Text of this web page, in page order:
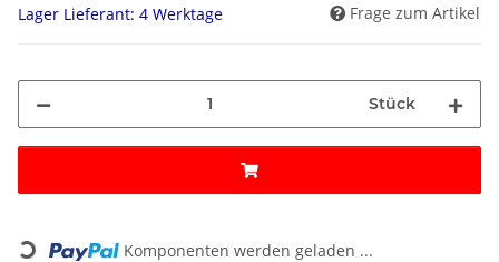
Lager Lieferant: 4 Werktage Frage zum Artikel
Stück
Loading... Komponenten werden geladen ...